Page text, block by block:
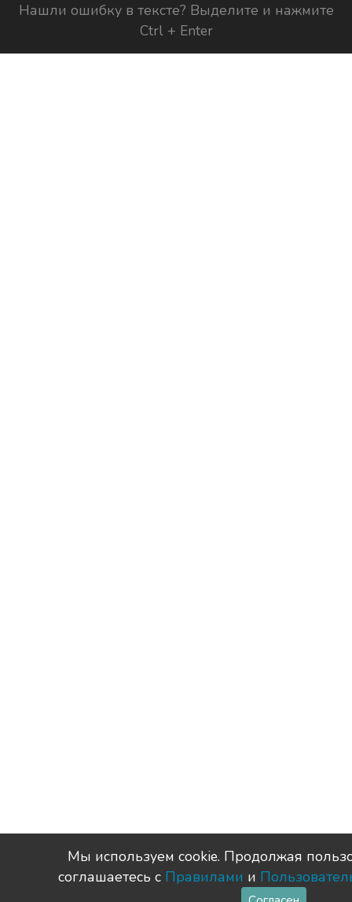
Нашли ошибку в тексте? Выделите и нажмите
Ctrl + Enter
Мы используем сookie. Продолжая
соглашаетесь с Правилами и